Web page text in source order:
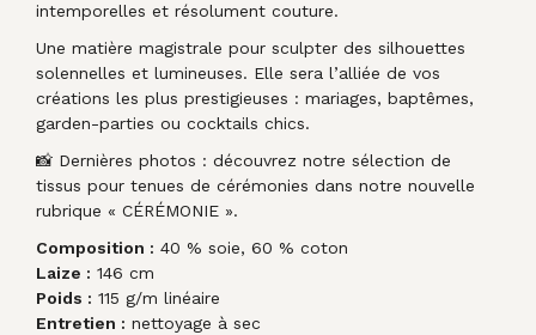
intemporelles et résolument couture.
Une matière magistrale pour sculpter des silhouettes
solennelles et lumineuses. Elle sera l’alliée de vos
créations les plus prestigieuses : mariages, baptêmes,
garden-parties ou cocktails chics.
📸 Dernières photos : découvrez notre sélection de
tissus pour tenues de cérémonies dans notre nouvelle
rubrique « CÉRÉMONIE ».
Composition : 40 % soie, 60 % coton
Laize : 146 cm
Poids : 115 g/m linéaire
Entretien : nettoyage à sec